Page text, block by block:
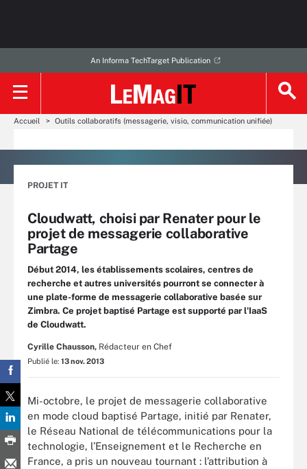
An Informa TechTarget Publication
Accueil Outils collaboratifs (messagerie, visio, communication unifiée)
PROJET IT
Cloudwatt, choisi par Renater pour le
projet de messagerie collaborative
Partage
Début 2014, les établissements scolaires, centres de
recherche et autres universités pourront se connecter à
une plate-forme de messagerie collaborative basée sur
Zimbra. Ce projet baptisé Partage est supporté par l'IaaS
de Cloudwatt.
Cyrille Chausson, Rédacteur en Chef
Publié le: 13 nov. 2013
Mi-octobre, le projet de messagerie collaborative
en mode cloud baptisé Partage, initié par Renater,
le Réseau National de télécommunications pour la
technologie, l’Enseignement et le Recherche en
France, a pris un nouveau tournant : l’attribution à